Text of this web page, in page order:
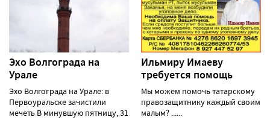
Эхо Волгограда на
Урале
Эхо Волгограда на Урале: в
Первоуральске зачистили
мечеть В минувшую пятницу, 31
Ильмиру Имаеву
требуется помощь
Мы можем помочь татарскому
правозащитнику каждый своим
малым? ......